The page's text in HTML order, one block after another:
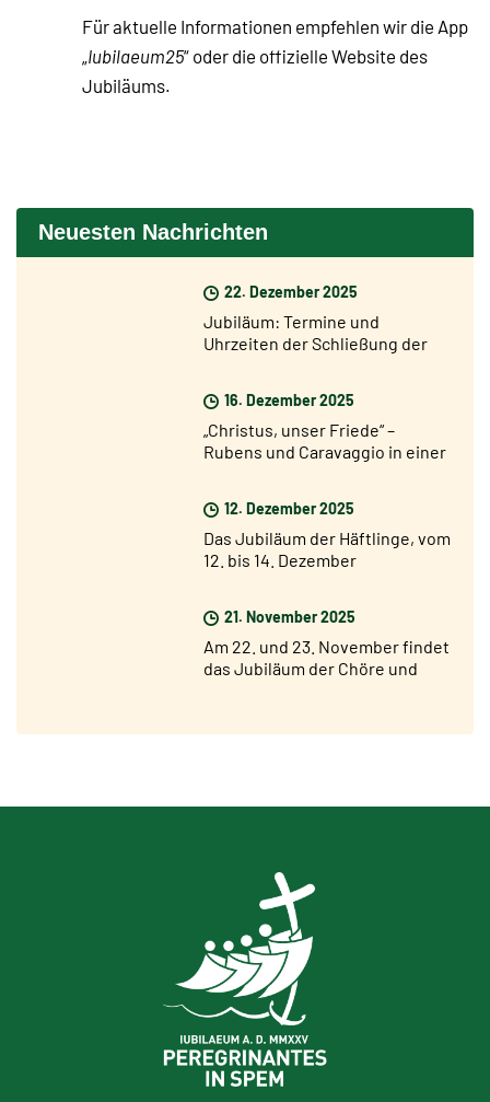
Für aktuelle Informationen empfehlen wir die App
„Iubilaeum25“ oder die offizielle Website des
Jubiläums.
Neuesten Nachrichten
22. Dezember 2025
Jubiläum: Termine und
Uhrzeiten der Schließung der
16. Dezember 2025
„Christus, unser Friede“ –
Rubens und Caravaggio in einer
12. Dezember 2025
Das Jubiläum der Häftlinge, vom
12. bis 14. Dezember
21. November 2025
Am 22. und 23. November findet
das Jubiläum der Chöre und